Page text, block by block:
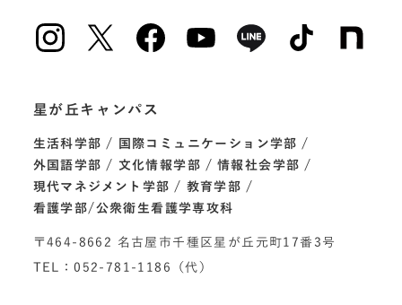
星が丘キャンパス
生活科学部
国際コミュニケーション学部
外国語学部
文化情報学部
情報社会学部
現代マネジメント学部
教育学部
看護学部/公衆衛生看護学専攻科
〒464-8662 名古屋市千種区星が丘元町17番3号
TEL：052-781-1186（代）